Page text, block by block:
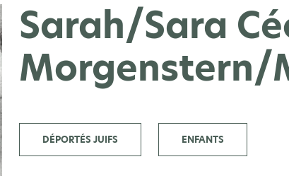
Sarah/Sara
Morgenstern/
DÉPORTÉS JUIFS ENFANTS